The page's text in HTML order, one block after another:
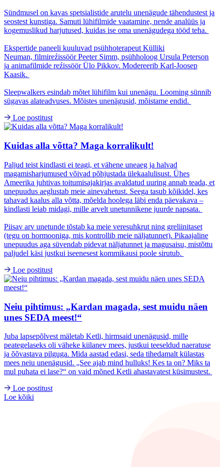
Sündmusel on kavas spetsialistide arutelu unenägude tähendustest ja
seostest kunstiga. Samuti lühifilmide vaatamine, nende analüüs ja
kogemuslikud harjutused, kuidas ise oma unenägudega tööd teha.
Ekspertide paneeli kuuluvad psühhoterapeut Külliki
Neuman, filmireźissöör Peeter Simm, psühholoog Ursula Peterson
ja animafilmide reźissöör Ülo Pikkov. Modereerib Karl-Joosep
Kaasik.
Sleepwalkers esindab mõtet lühifilm kui unenägu. Looming sünnib
sügavas alateadvuses. Mõistes unenägusid, mõistame endid.
Loe postitust
Kuidas alla võtta? Maga korralikult!
Paljud teist kindlasti ei teagi, et vähene uneaeg ja halvad
magamisharjumused võivad põhjustada ülekaalulisust. Ühes
Ameerika juhtivas toitumisajakirjas avaldatud uuring annab teada, et
unepuudus aeglustab meie ainevahetust. Seega tasub kõikidel, kes
tahavad kaalus alla võtta, mõelda hoolega läbi enda päevakava –
kindlasti leiab midagi, mille arvelt unetunnikene juurde napsata.
Piisav arv unetunde tõstab ka meie veresuhkrut ning greliinitaset
(tegu on hormooniga, mis kontrollib meie näljatunnet). Pikaajaline
unepuudus aga süvendab pidevat näljatunnet ja magusaisu, mistõttu
paljudel käsi justkui iseenesest kommikausi poole sirutub.
Loe postitust
Neiu pihtimus: „Kardan magada, sest muidu näen
unes SEDA meest!“
Juba lapsepõlvest mäletab Ketli, hirmsaid unenägusid, mille
peategelaseks oli väheke kiilanev mees, justkui teeseldud naeratuse
ja õõvastava pilguga. Mida aastad edasi, seda tihedamalt külastas
mees neiu unenägusid. „See ajab mind hulluks! Kes ta on? Miks ta
mul puhata ei lase?“ on vaid mõned Ketli ahastavatest küsimustest.
Loe postitust
Loe kõiki